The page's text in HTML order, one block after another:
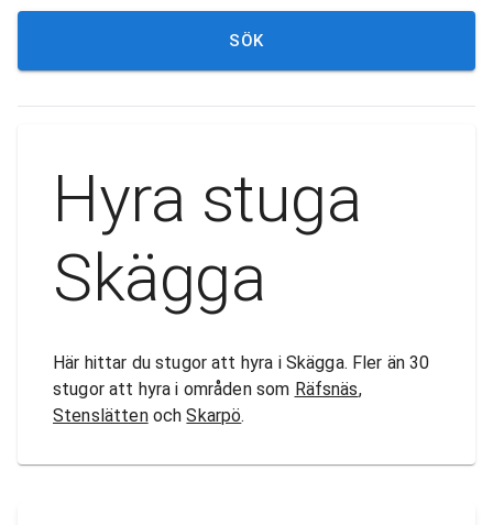
SÖK
Hyra stuga
Skägga
Här hittar du stugor att hyra i Skägga. Fler än 30
stugor att hyra i områden som Räfsnäs,
StenslättenochSkarpö.